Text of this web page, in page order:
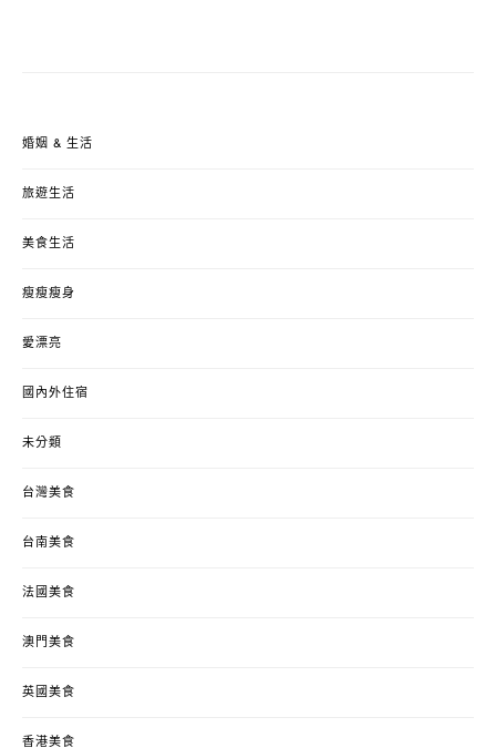
婚姻 & 生活
旅遊生活
美食生活
瘦瘦瘦身
愛漂亮
國內外住宿
未分類
台灣美食
台南美食
法國美食
澳門美食
英國美食
香港美食